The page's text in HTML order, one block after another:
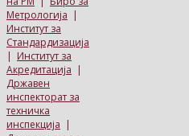
Метрологија |
Институт за
Стандардизација
| Институт за
Акредитација |
Државен
инспекторат за
техничка
инспекција |